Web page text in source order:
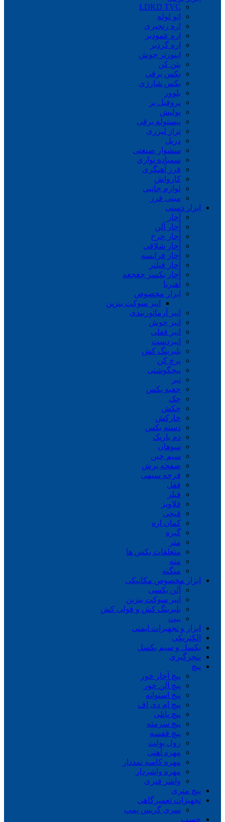
LDKD TVC
اتو لوله
اره زنجیری
اره عمودبر
اره گردبر
اینورتر جوش
بتن کن
بکس برقی
بکس شارژی
بلوور
پروفیل بر
پولیش
پیستوله برقی
تراز لیزری
دریل
سشوار صنعتی
سمباده نواری
فرز آهنگری
کارواش
لوازم جانبی
مینی فرز
ابزار دستی
آچار
آچار آلن
آچار چرخ
آچار شلاقی
آچار فرانسه
آچار فیلتر
آچار یکسر جغجغه
آهنربا
ابزار مخصوص
انبر سوکت بنزین
انبر آرماتوربندی
انبر جوش
انبر قفلی
انبردست
بلبرینگ کش
پرچ کن
پیچگوشتی
تبر
جعبه بکس
جک
چکش
خارکش
دسته بکس
دم باریک
سوهان
سیم چین
صفحه برش
فرچه سیمی
ففل
فیلر
قلاویز
قیچی
کمان اره
گیره
متر
متعلقات بکس ها
مته
منگنه
ابزار مخصوص مکانیکی
آلن بکسی
انبر سوکت بنزین
بلبرینگ کش و فولی کش
بیت
ابزار و تجهیزات ایمنی
الکتریکی
بکسل و سیم بکسل
پنچرگیری
پیچ
پیچ آچار خور
پیچ آلن خور
پیچ استوانه
پیچ ام دی اف
پیچ پانلی
پیچ سرمته
پیچ قفسه
رول بولت
مهره آهنی
مهره کاسه نمددار
مهره واشردار
واشر فنری
پیچ متری
تجهیزات تعمیرگاهی
سری گریس پمپ
چسب